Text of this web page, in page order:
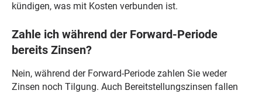
kündigen, was mit Kosten verbunden ist.
Zahle ich während der Forward-Periode
bereits Zinsen?
Nein, während der Forward-Periode zahlen Sie weder
Zinsen noch Tilgung. Auch Bereitstellungszinsen fallen